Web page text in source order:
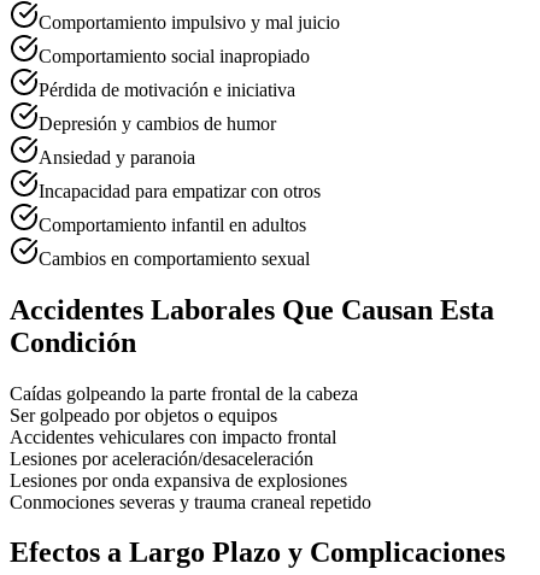
Comportamiento impulsivo y mal juicio
Comportamiento social inapropiado
Pérdida de motivación e iniciativa
Depresión y cambios de humor
Ansiedad y paranoia
Incapacidad para empatizar con otros
Comportamiento infantil en adultos
Cambios en comportamiento sexual
Accidentes Laborales Que Causan Esta
Condición
Caídas golpeando la parte frontal de la cabeza
Ser golpeado por objetos o equipos
Accidentes vehiculares con impacto frontal
Lesiones por aceleración/desaceleración
Lesiones por onda expansiva de explosiones
Conmociones severas y trauma craneal repetido
Efectos a Largo Plazo y Complicaciones